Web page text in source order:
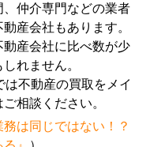
仲介専門などの業者
産会社もあります。
産会社に比べ数が少
れません。
不動産の買取をメイ
相談ください。
務は同じではない！？